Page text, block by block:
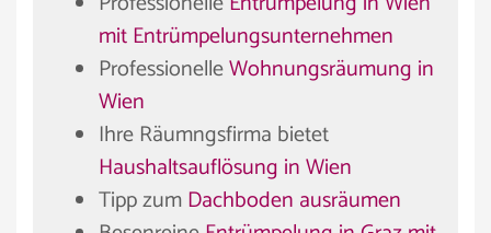
mit Entrümpelungsunternehmen
ProfessionelleWohnungsräumung in
Wien
Ihre Räumngsfirma bietet
Haushaltsauflösung in Wien
Tipp zumDachboden ausräumen